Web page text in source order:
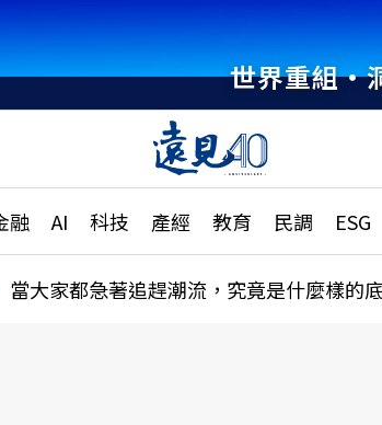
世界重組
融 AI 科技 產經 教育 民調 ESG
國際
特輯
大學升學、職涯攻略
縣市施政調查全解析
民調
當大家都急著追趕潮流，究竟是什麼樣的